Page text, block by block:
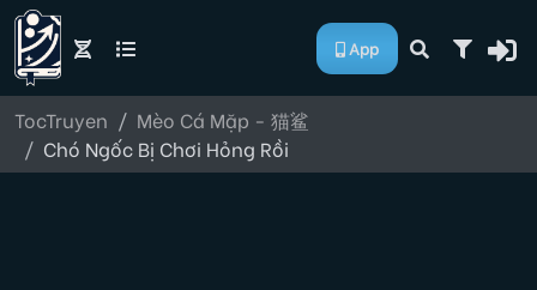
App
TocTruyen
Mèo Cá Mặp - 猫鲨
Chó Ngốc Bị Chơi Hỏng Rồi